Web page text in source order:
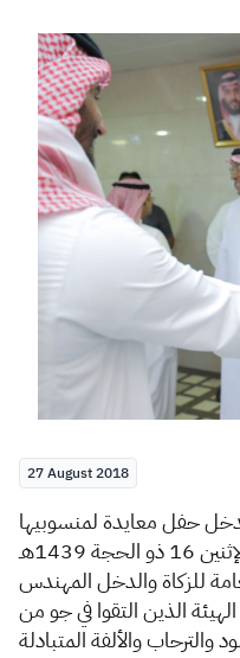
Zakat Customs
Real Estate
27 August 2018
حفل معايدة لمنسوبيها
بمناسبة عيد الأضحى المبارك يوم الإثنين 16 ذو الحجة 1439هـ
للزكاة والدخل المهندس
الذين التقوا في جو من